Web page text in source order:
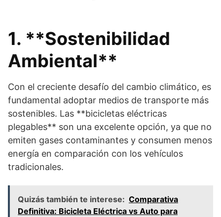
1. **Sostenibilidad
Ambiental**
Con el creciente desafío del cambio climático, es
fundamental adoptar medios de transporte más
sostenibles. Las **bicicletas eléctricas
plegables** son una excelente opción, ya que no
emiten gases contaminantes y consumen menos
energía en comparación con los vehículos
tradicionales.
Quizás también te interese: Comparativa
Definitiva: Bicicleta Eléctrica vs Auto para